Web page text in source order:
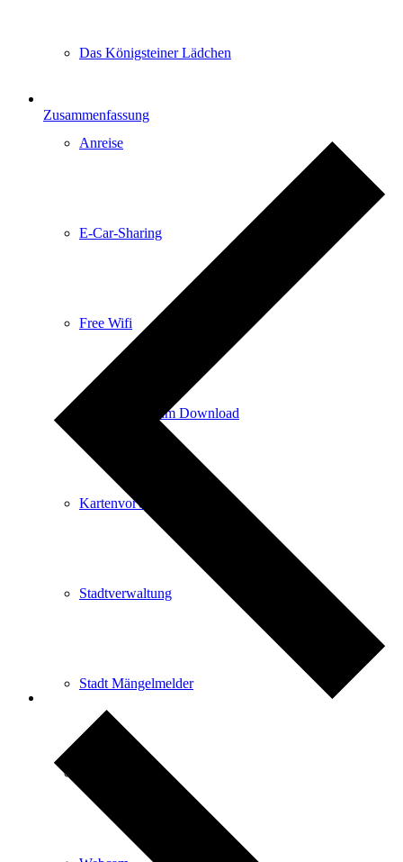
Das Königsteiner Lädchen
Anreise
E-Car-Sharing
Free Wifi
Infomaterial zum Download
Kartenvorverkauf
Stadtverwaltung
Stadt Mängelmelder
Zusammenfassung